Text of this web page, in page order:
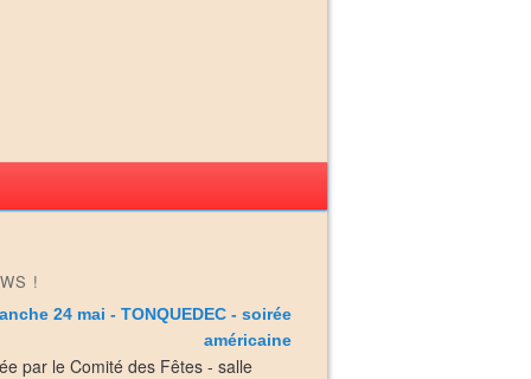
!
24 mai - TONQUEDEC - soirée
américaine
par le Comité des Fêtes - salle